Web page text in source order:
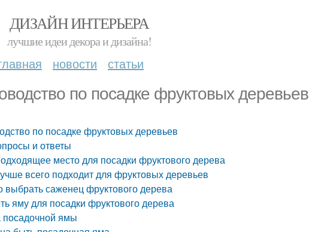
ДИЗАЙН ИНТЕРЬЕРА
лучшие идеи декора и дизайна!
новости статьи
по посадке фруктовых деревьев
по посадке фруктовых деревьев
и ответы
место для посадки фруктового дерева
всего подходит для фруктовых деревьев
выбрать саженец фруктового дерева
яму для посадки фруктового дерева
посадочной ямы